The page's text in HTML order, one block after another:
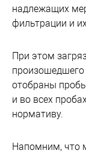
надлежащих
фильтрации и
При этом
произошедшего
отобраны
и во всех
нормативу.
Напомним, что